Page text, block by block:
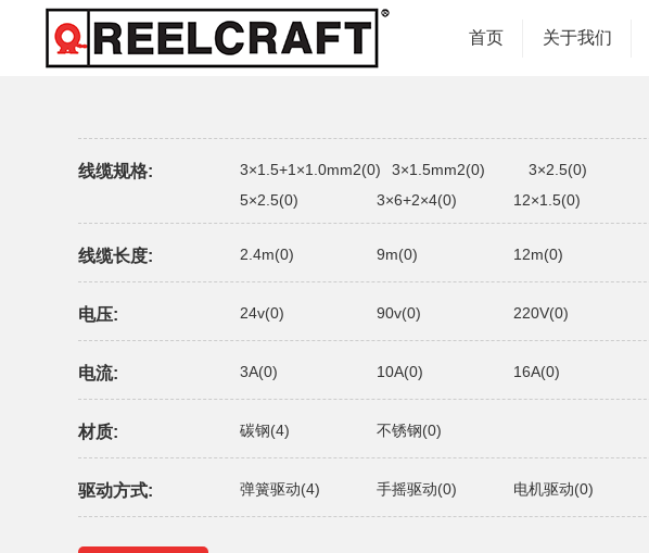
首页 关于我们
线缆规格: 3×1.5+1×1.0mm2(0) 3×1.5mm2(0) 3×2.5(0)
5×2.5(0)
3×6+2×4(0) 12×1.5(0)
线缆长度: 2.4m(0) 9m(0) 12m(0)
电压: 24v(0) 90v(0) 220V(0)
电流: 3A(0) 10A(0) 16A(0)
材质: 碳钢(4) 不锈钢(0)
驱动方式: 弹簧驱动(4) 手摇驱动(0) 电机驱动(0)